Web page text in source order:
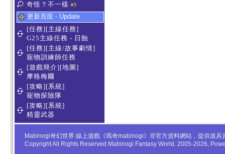
奇怪？不一樣 #5
更新頁面 - Update
[任務][主線任務]
G25主線任務 - 日蝕
[任務][主線/故事劇情]
寵物訓練師任務
[遊戲簡介][地圖]
摩格梅爾
[攻略][系統]
寵物探險隊
[攻略][系統]
精靈武器
Mabinogi奇幻世界 線上遊戲《瑪奇mabinogi》非官方資料網站，提供道
Copyright All Rights Reserved Mabinogi Fantasy World. 2005-2026,